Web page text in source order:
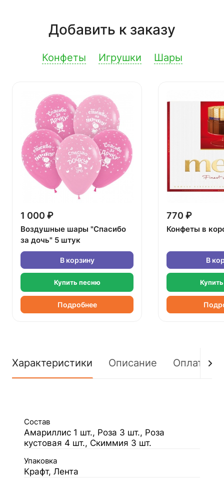
Добавить к заказу
Конфеты Игрушки Шары
1 000 ₽
Воздушные шары "Спасибо
за дочь" 5 штук
В корзину
Купить песню
Подробнее
770 ₽
Конфеты в
В
Характеристики Описание Оплата
Состав
Амариллис 1 шт., Роза 3 шт., Роза
кустовая 4 шт., Скиммия 3 шт.
Упаковка
Крафт, Лента